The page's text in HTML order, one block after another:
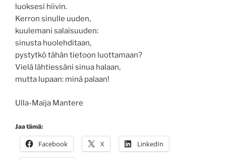
luoksesi hiivin.
Kerron sinulle uuden,
kuulemani salaisuuden:
sinusta huolehditaan,
pystytkö tähän tietoon luottamaan?
Vielä lähtiessäni sinua halaan,
mutta lupaan: minä palaan!
Ulla-Maija Mantere
Jaa tämä:
Facebook X LinkedIn